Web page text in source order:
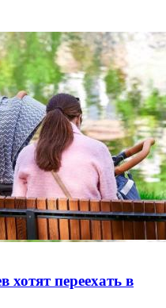
хотят переехать в